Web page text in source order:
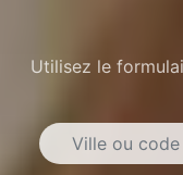
Utilisez le